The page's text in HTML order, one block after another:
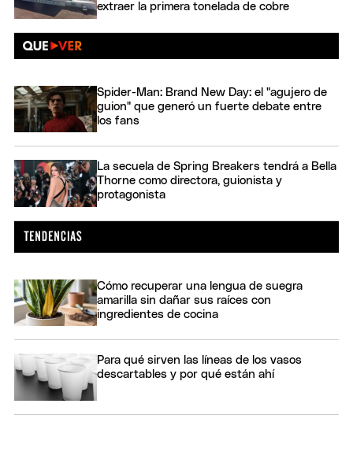
extraer la primera tonelada de cobre
Spider-Man: Brand New Day: el "agujero de
guion" que generó un fuerte debate entre
los fans
La secuela de Spring Breakers tendrá a Bella
Thorne como directora, guionista y
protagonista
Cómo recuperar una lengua de suegra
amarilla sin dañar sus raíces con
ingredientes de cocina
Para qué sirven las líneas de los vasos
descartables y por qué están ahí